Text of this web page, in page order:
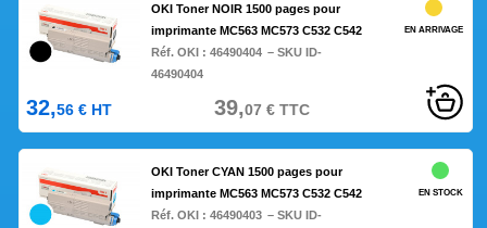
OKI Toner NOIR 1500 pages pour
imprimante MC563 MC573 C532 C542
Réf. OKI : 46490404 – SKU ID-
46490404
EN ARRIVAGE
32,56 € HT 39,07 €TTC
OKI Toner CYAN 1500 pages pour
imprimante MC563 MC573 C532 C542
Réf. OKI : 46490403 – SKU ID-
EN STOCK